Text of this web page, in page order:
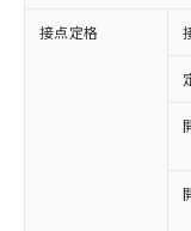
接点定格
ご利
対応済
非含有に
有に対応